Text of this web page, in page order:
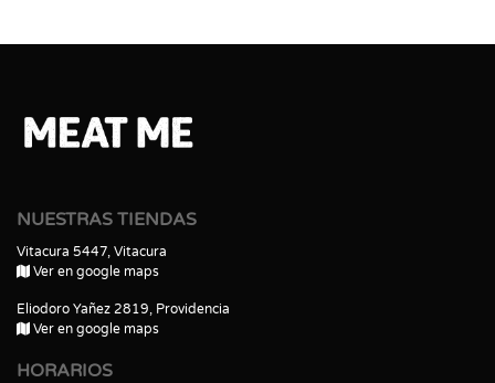
NUESTRAS TIENDAS
Vitacura 5447, Vitacura
Ver en google maps
Eliodoro Yañez 2819, Providencia
Ver en google maps
HORARIOS